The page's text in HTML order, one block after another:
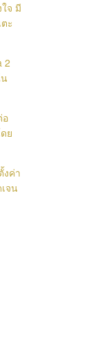
จ มี
ะ
2
อ
ย
งค่า
จน